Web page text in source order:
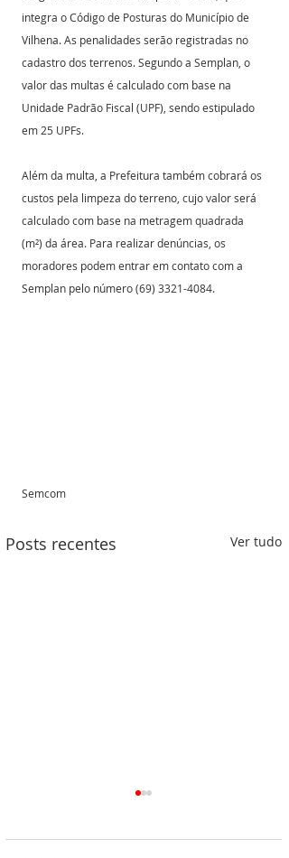
integra o Código de Posturas do Município de
Vilhena. As penalidades serão registradas no
cadastro dos terrenos. Segundo a Semplan, o
valor das multas é calculado com base na
Unidade Padrão Fiscal (UPF), sendo estipulado
em 25 UPFs.
Além da multa, a Prefeitura também cobrará os
custos pela limpeza do terreno, cujo valor será
calculado com base na metragem quadrada
(m²) da área. Para realizar denúncias, os
moradores podem entrar em contato com a
Semplan pelo número (69) 3321-4084.
Semcom
Posts recentes Ver tudo